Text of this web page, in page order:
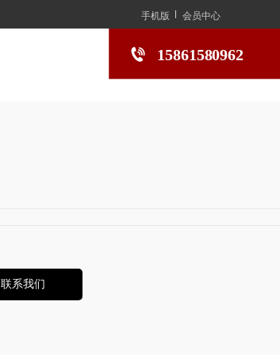
手机版 会员中心
15861580962
联系我们